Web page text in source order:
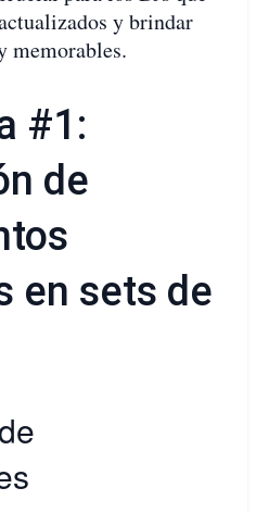
y brindar
memorables.
#1:
de
en sets de